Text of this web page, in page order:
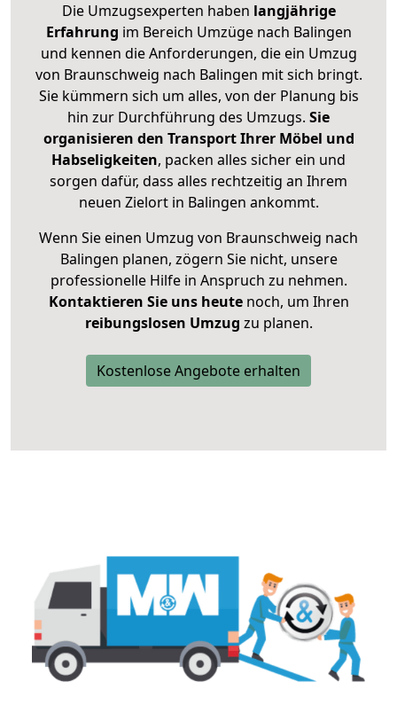
Die Umzugsexperten haben langjährige
Erfahrung im Bereich Umzüge nach Balingen
und kennen die Anforderungen, die ein Umzug
von Braunschweig nach Balingen mit sich bringt.
Sie kümmern sich um alles, von der Planung bis
hin zur Durchführung des Umzugs. Sie
organisieren den Transport Ihrer Möbel und
Habseligkeiten, packen alles sicher ein und
sorgen dafür, dass alles rechtzeitig an Ihrem
neuen Zielort in Balingen ankommt.
Wenn Sie einen Umzug von Braunschweig nach
Balingen planen, zögern Sie nicht, unsere
professionelle Hilfe in Anspruch zu nehmen.
Kontaktieren Sie uns heutenoch, um Ihren
reibungslosen Umzug zu planen.
Kostenlose Angebote erhalten